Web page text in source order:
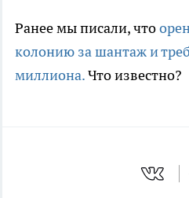
Ранее мы писали, что
колонию за шантаж и
миллиона.Что известно?